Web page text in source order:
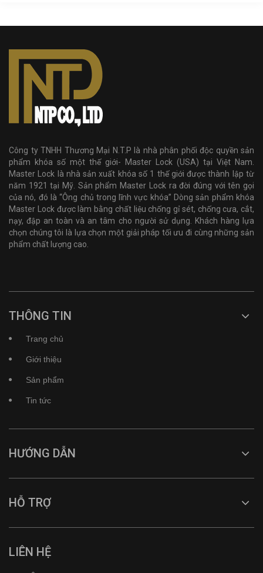
Công ty TNHH Thương Mại N.T.P là nhà phân phối độc quyền sản
phẩm khóa số một thế giới- Master Lock (USA) tại Việt Nam.
Master Lock là nhà sản xuất khóa số 1 thế giới được thành lập từ
năm 1921 tại Mỹ. Sản phẩm Master Lock ra đời đúng với tên gọi
của nó, đó là “Ông chủ trong lĩnh vực khóa” Dòng sản phẩm khóa
Master Lock được làm bằng chất liệu chống gỉ sét, chống cưa, cắt,
nạy, đập an toàn và an tâm cho người sử dụng. Khách hàng lựa
chọn chúng tôi là lựa chọn một giải pháp tối ưu đi cùng những sản
phẩm chất lượng cao.
THÔNG TIN
Trang chủ
Giới thiệu
Sản phẩm
Tin tức
HƯỚNG DẪN
HỖ TRỢ
LIÊN HỆ